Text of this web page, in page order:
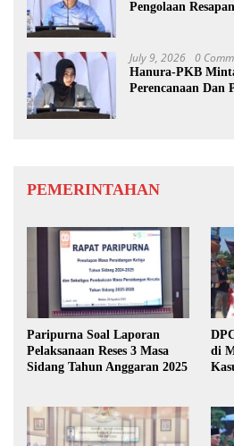
Pengolaan
July 9, 2026 0
Hanura-PKB
Perencanaan Dan
PEMERINTAHAN
Paripurna Soal Laporan
Pelaksanaan Reses 3 Masa
Sidang Tahun Anggaran 2025
di